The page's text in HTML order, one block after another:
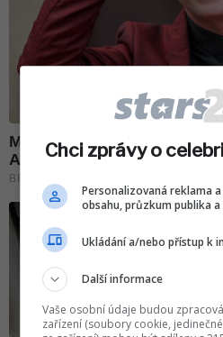
Chci zprávy o
Personalizovaná reklama
obsahu, průzkum publika
Ukládání a/nebo přístup k
Další informace
Vaše osobní údaje budou
zařízení (soubory cookie,